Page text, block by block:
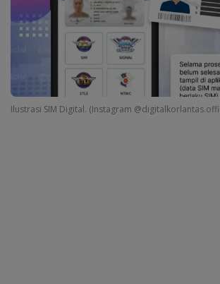
Ilustrasi SIM Digital. (Instagram